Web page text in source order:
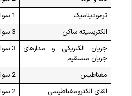
ترمودینامیک
الکتریسیته ساکن
3 سوال
جریان الکتریکی و مدارهای
جریان مستقیم
3 سوال
مغناطیس
2 سوال
القای الکترومغناطیسی
2 سوال